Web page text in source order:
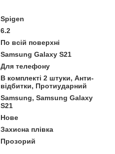
Spigen
6.2
По всій поверхні
Samsung Galaxy S21
Для телефону
В комплекті 2 штуки, Анти-
відбитки, Протиударний
Samsung, Samsung Galaxy
S21
Нове
Захисна плівка
Прозорий